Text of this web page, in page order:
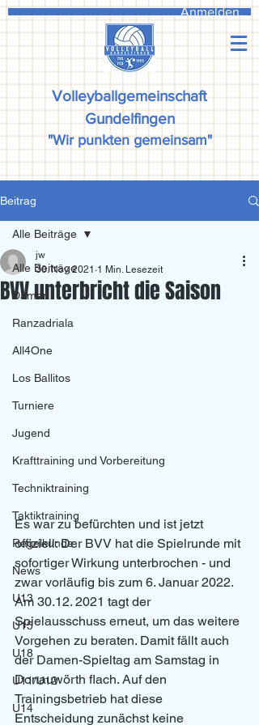
Anmelden
Volleyballgemeinschaft
Gundelfingen
"Wir punkten gemeinsam"
Beitrag
Alle Beiträge
Damen
Ranzadriala
All4One
Los Ballitos
Turniere
Jugend
Krafttraining und Vorbereitung
Techniktraining
Taktiktraining
Regelkunde
News
U13
U15
U18
U11/U12
U14
Alle Beiträge
BVV unterbricht die Saison
jw
30. Nov. 2021 1 Min. Lesezeit
Es war zu befürchten und ist jetzt
offiziell: Der BVV hat die Spielrunde mit
sofortiger Wirkung unterbrochen - und
zwar vorläufig bis zum 6. Januar 2022.
Am 30.12. 2021 tagt der
Spielausschuss erneut, um das weitere
Vorgehen zu beraten. Damit fällt auch
der Damen-Spieltag am Samstag in
Donauwörth flach. Auf den
Trainingsbetrieb hat diese
Entscheidung zunächst keine